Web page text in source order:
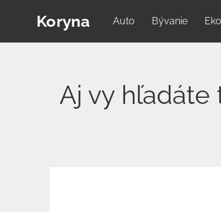
Koryna Auto Bývanie
Aj vy hľadáte